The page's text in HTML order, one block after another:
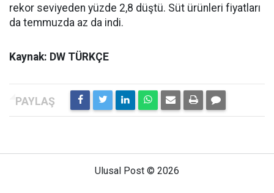
rekor seviyeden yüzde 2,8 düştü. Süt ürünleri fiyatları
da temmuzda az da indi.
Kaynak: DW TÜRKÇE
Ulusal Post © 2026